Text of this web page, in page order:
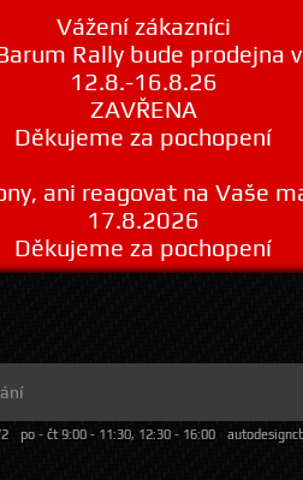
Vážení zákazníci
Rally bude prodejna
12.8.-16.8.26
ZAVŘENA
Děkujeme za pochopení
ani reagovat na Vaše
17.8.2026
Děkujeme za pochopení
po - čt 9:00 - 11:30, 12:30 - 16:00